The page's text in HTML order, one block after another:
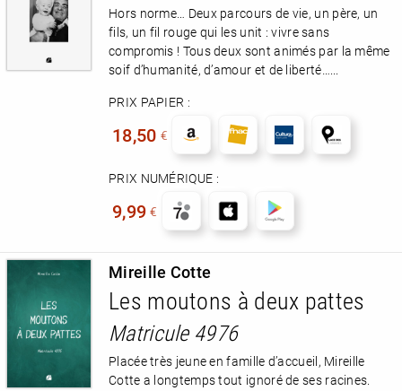
Hors norme… Deux parcours de vie, un père, un
fils, un fil rouge qui les unit : vivre sans
compromis ! Tous deux sont animés par la même
soif d’humanité, d’amour et de liberté…...
PRIX PAPIER :
18,50 €
PRIX NUMÉRIQUE :
9,99 €
Mireille Cotte
Les moutons à deux pattes
Matricule 4976
Placée très jeune en famille d’accueil, Mireille
Cotte a longtemps tout ignoré de ses racines.